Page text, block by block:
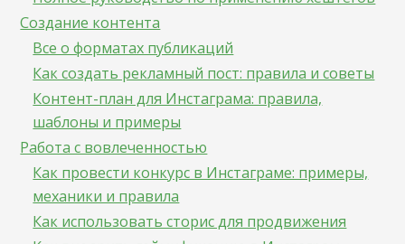
Создание контента
Все о форматах публикаций
Как создать рекламный пост: правила и советы
Контент-план для Инстаграма: правила,
шаблоны и примеры
Работа с вовлеченностью
Как провести конкурс в Инстаграме: примеры,
механики и правила
Как использовать сторис для продвижения